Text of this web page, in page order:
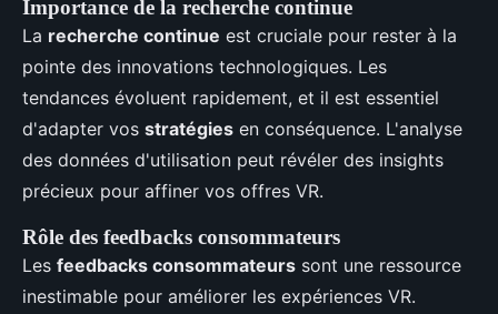
Importance de la recherche continue
La recherche continue est cruciale pour rester à la
pointe des innovations technologiques. Les
tendances évoluent rapidement, et il est essentiel
d'adapter vos stratégies en conséquence. L'analyse
des données d'utilisation peut révéler des insights
précieux pour affiner vos offres VR.
Rôle des feedbacks consommateurs
Les feedbacks consommateurs sont une ressource
inestimable pour améliorer les expériences VR.